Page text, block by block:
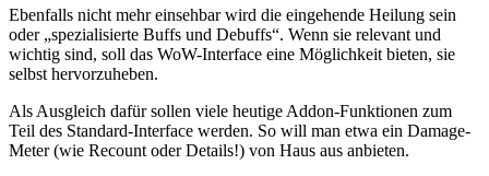
Ebenfalls nicht mehr einsehbar wird die eingehende Heilung sein
oder „spezialisierte Buffs und Debuffs“. Wenn sie relevant und
wichtig sind, soll das WoW-Interface eine Möglichkeit bieten, sie
selbst hervorzuheben.
Als Ausgleich dafür sollen viele heutige Addon-Funktionen zum
Teil des Standard-Interface werden. So will man etwa ein Damage-
Meter (wie Recount oder Details!) von Haus aus anbieten.